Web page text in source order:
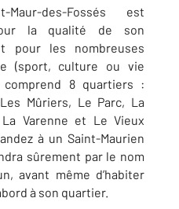
des-Fossés est
la qualité de son
pour les nombreuses
(sport, culture ou vie
comprend 8 quartiers :
Mûriers, Le Parc, La
Varenne et Le Vieux
à un Saint-Maurien
sûrement par le nom
avant même d’habiter
à son quartier.